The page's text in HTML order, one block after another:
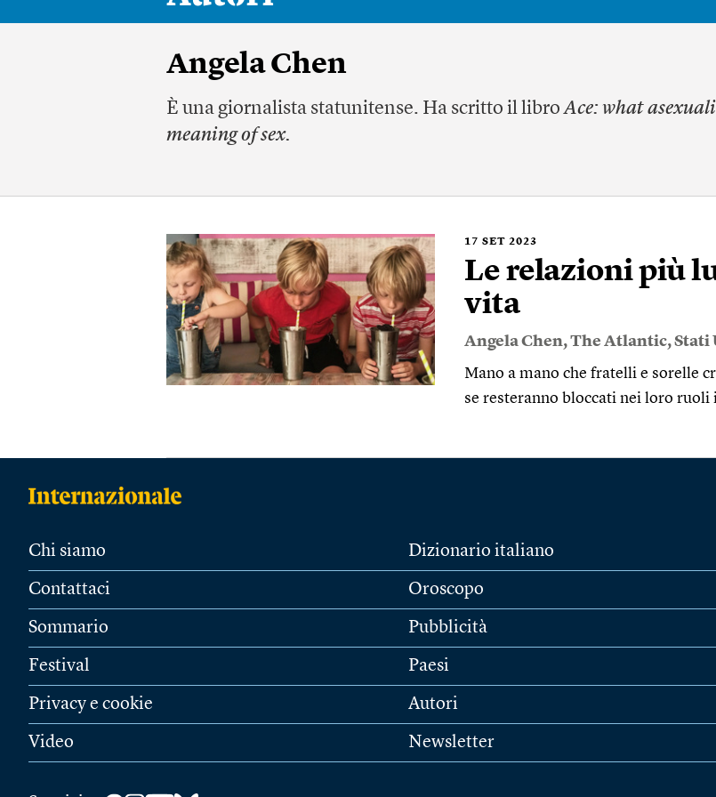
Angela Chen
È una giornalista statunitense. Ha scritto il libroAce: what
meaning of sex.
17 SET 2023
Le relazioni più
vita
Angela Chen,The Atlantic,Stati
Mano a mano che fratelli e sorelle
se resteranno bloccati nei loro
Chi siamo
Contattaci
Sommario
Festival
Privacy e cookie
Video
Dizionario italiano
Oroscopo
Pubblicità
Paesi
Autori
Newsletter